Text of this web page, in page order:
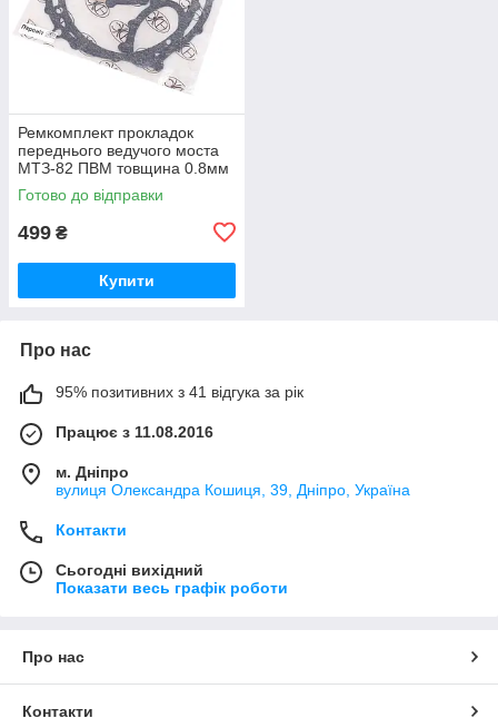
Ремкомплект прокладок
переднього ведучого моста
МТЗ-82 ПВМ товщина 0.8мм
(пароніт Україна) Р/к
переднього моста
Готово до відправки
499 ₴
Купити
Про нас
95% позитивних з 41 відгука за рік
Працює з 11.08.2016
м. Дніпро
вулиця Олександра Кошиця, 39, Дніпро, Україна
Контакти
Сьогодні вихідний
Показати весь графік роботи
Про нас
Контакти